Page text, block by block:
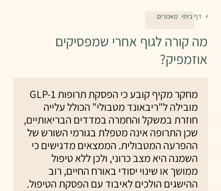
דף בית מאמרים
מה קורה לגוף אחרי שמפסיקים
אוזמפיק?
מחקר מקיף קובע כי הפסקת תרופות GLP-1
מובילה ל"ריבאונד מטבולי" הכולל עלייה
חוזרת במשקל והחמרה במדדים הבריאותיים,
שכן התרופה אינה מטפלת בגורמי השורש של
ההפרעה המטבולית. הממצאים מדגישים כי
השמנה היא מצב כרוני, ולכן ללא טיפול
ממושך או שינוי יסודי באורח החיים, רוב
ההישגים הולכים לאיבוד עם הפסקת הטיפול.